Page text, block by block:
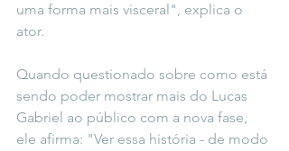
uma forma mais visceral", explica o
ator.
Quando questionado sobre como está
sendo poder mostrar mais do Lucas
Gabriel ao público com a nova fase,
ele afirma: "Ver essa história - de modo